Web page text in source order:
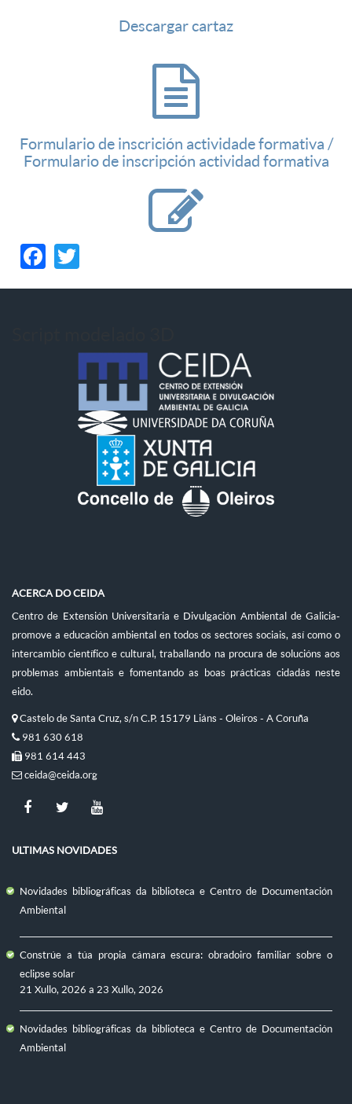
Descargar cartaz
Formulario de inscrición actividade formativa /
Formulario de inscripción actividad formativa
Facebook
ACERCA DO CEIDA
Centro de Extensión Universitaria e Divulgación Ambiental de Galicia-
promove a educación ambiental en todos os sectores sociais, así como o
intercambio científico e cultural, traballando na procura de solucións aos
problemas ambientais e fomentando as boas prácticas cidadás neste
eido.
Castelo de Santa Cruz, s/n C.P. 15179 Liáns - Oleiros - A Coruña
981 630 618
981 614 443
ceida@ceida.org
ULTIMAS NOVIDADES
Novidades bibliográficas da biblioteca e Centro de Documentación
Ambiental
Constrúe a túa propia cámara escura: obradoiro familiar sobre o
eclipse solar
21 Xullo, 2026 a 23 Xullo, 2026
Novidades bibliográficas da biblioteca e Centro de Documentación
Ambiental